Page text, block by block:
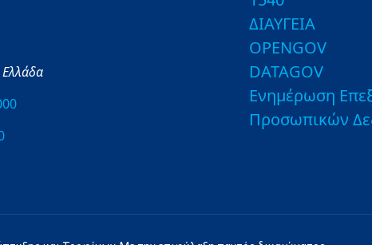
Ελλάδα
ΔΙΑΥΓΕΙΑ
OPENGOV
DATAGOV
Ενημέρωση
Προσωπικών